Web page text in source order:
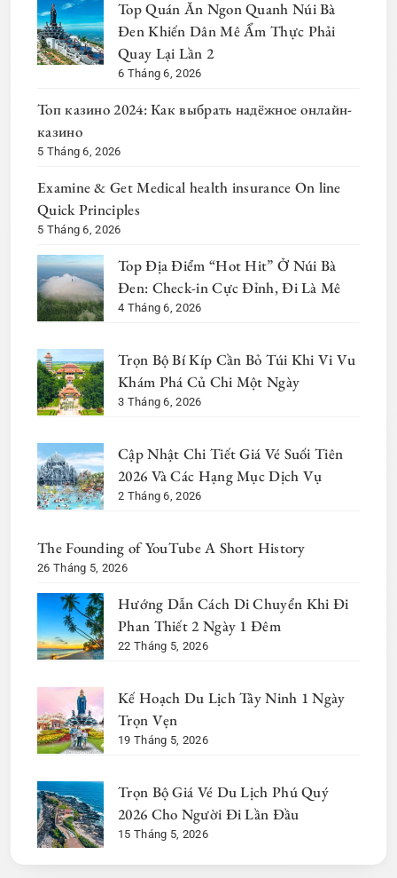
Top Quán Ăn Ngon Quanh Núi Bà
Đen Khiến Dân Mê Ẩm Thực Phải
Quay Lại Lần 2
6 Tháng 6, 2026
Топ казино 2024: Как выбрать надёжное онлайн-
казино
5 Tháng 6, 2026
Examine & Get Medical health insurance On line
Quick Principles
5 Tháng 6, 2026
Top Địa Điểm “Hot Hit” Ở Núi Bà
Đen: Check-in Cực Đỉnh, Đi Là Mê
4 Tháng 6, 2026
Trọn Bộ Bí Kíp Cần Bỏ Túi Khi Vi Vu
Khám Phá Củ Chi Một Ngày
3 Tháng 6, 2026
Cập Nhật Chi Tiết Giá Vé Suối Tiên
2026 Và Các Hạng Mục Dịch Vụ
2 Tháng 6, 2026
The Founding of YouTube A Short History
26 Tháng 5, 2026
Hướng Dẫn Cách Di Chuyển Khi Đi
Phan Thiết 2 Ngày 1 Đêm
22 Tháng 5, 2026
Kế Hoạch Du Lịch Tây Ninh 1 Ngày
Trọn Vẹn
19 Tháng 5, 2026
Trọn Bộ Giá Vé Du Lịch Phú Quý
2026 Cho Người Đi Lần Đầu
15 Tháng 5, 2026